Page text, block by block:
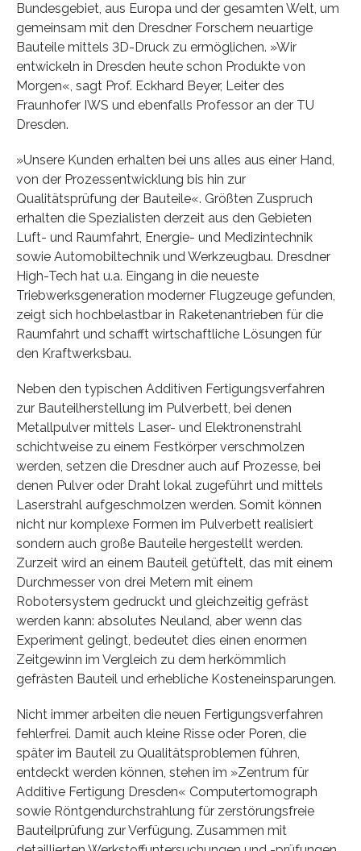
Bundesgebiet, aus Europa und der gesamten Welt, um
gemeinsam mit den Dresdner Forschern neuartige
Bauteile mittels 3D-Druck zu ermöglichen. »Wir
entwickeln in Dresden heute schon Produkte von
Morgen«, sagt Prof. Eckhard Beyer, Leiter des
Fraunhofer IWS und ebenfalls Professor an der TU
Dresden.
»Unsere Kunden erhalten bei uns alles aus einer Hand,
von der Prozessentwicklung bis hin zur
Qualitätsprüfung der Bauteile«. Größten Zuspruch
erhalten die Spezialisten derzeit aus den Gebieten
Luft- und Raumfahrt, Energie- und Medizintechnik
sowie Automobiltechnik und Werkzeugbau. Dresdner
High-Tech hat u.a. Eingang in die neueste
Triebwerksgeneration moderner Flugzeuge gefunden,
zeigt sich hochbelastbar in Raketenantrieben für die
Raumfahrt und schafft wirtschaftliche Lösungen für
den Kraftwerksbau.
Neben den typischen Additiven Fertigungsverfahren
zur Bauteilherstellung im Pulverbett, bei denen
Metallpulver mittels Laser- und Elektronenstrahl
schichtweise zu einem Festkörper verschmolzen
werden, setzen die Dresdner auch auf Prozesse, bei
denen Pulver oder Draht lokal zugeführt und mittels
Laserstrahl aufgeschmolzen werden. Somit können
nicht nur komplexe Formen im Pulverbett realisiert
sondern auch große Bauteile hergestellt werden.
Zurzeit wird an einem Bauteil getüftelt, das mit einem
Durchmesser von drei Metern mit einem
Robotersystem gedruckt und gleichzeitig gefräst
werden kann: absolutes Neuland, aber wenn das
Experiment gelingt, bedeutet dies einen enormen
Zeitgewinn im Vergleich zu dem herkömmlich
gefrästen Bauteil und erhebliche Kosteneinsparungen.
Nicht immer arbeiten die neuen Fertigungsverfahren
fehlerfrei. Damit auch kleine Risse oder Poren, die
später im Bauteil zu Qualitätsproblemen führen,
entdeckt werden können, stehen im »Zentrum für
Additive Fertigung Dresden« Computertomograph
sowie Röntgendurchstrahlung für zerstörungsfreie
Bauteilprüfung zur Verfügung. Zusammen mit